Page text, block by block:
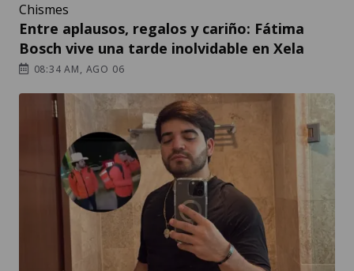
Chismes
Entre aplausos, regalos y cariño: Fátima
Bosch vive una tarde inolvidable en Xela
08:34 AM, AGO 06